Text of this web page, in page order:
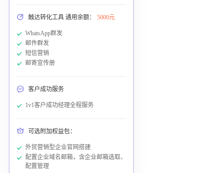
触达转化工具 通用余额： 5000元
WhatsApp群发
邮件群发
短信营销
邮寄宣传册
客户成功服务
1v1客户成功经理全程服务
可选附加权益包：
外贸营销型企业官网搭建
配置企业域名邮箱，含企业邮箱选取、
配置管理